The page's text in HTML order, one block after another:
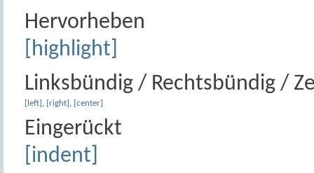
Hervorheben
[highlight]
Linksbündig / Rechtsbündig /
[left] , [right] , [center]
Eingerückt
[indent]